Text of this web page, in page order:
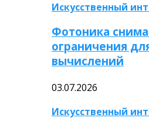
Искусственный
Фотоника
ограничения
вычислений
03.07.2026
Искусственный